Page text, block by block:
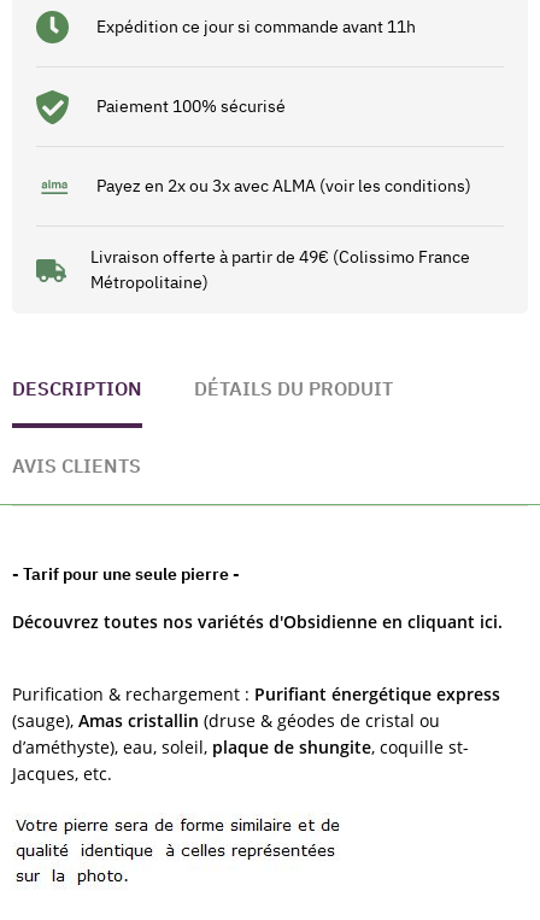
Expédition ce jour si commande avant 11h
Paiement 100% sécurisé
Payez en 2x ou 3x avec ALMA (voir les conditions)
Livraison offerte à partir de 49€ (Colissimo France
Métropolitaine)
DESCRIPTION DÉTAILS DU PRODUIT
AVIS CLIENTS
- Tarif pour une seule pierre -
Découvrez toutes nos variétés d'Obsidienne en cliquant ici.
Purification & rechargement : Purifiant énergétique express
(sauge), Amas cristallin (druse & géodes de cristal ou
d’améthyste), eau, soleil, plaque de shungite, coquille st-
Jacques, etc.